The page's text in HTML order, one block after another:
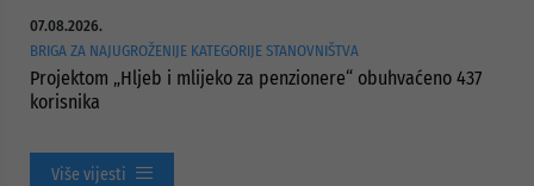
07.08.2026.
BRIGA ZA NAJUGROŽENIJE KATEGORIJE STANOVNIŠTVA
Projektom „Hljeb i mlijeko za penzionere“ obuhvaćeno 437
korisnika
Više vijesti